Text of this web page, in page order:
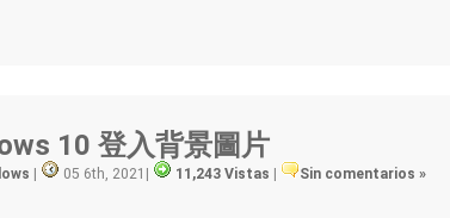
10 登入背景圖片
05 6th, 2021 11,243 Vistas Sin comentarios »